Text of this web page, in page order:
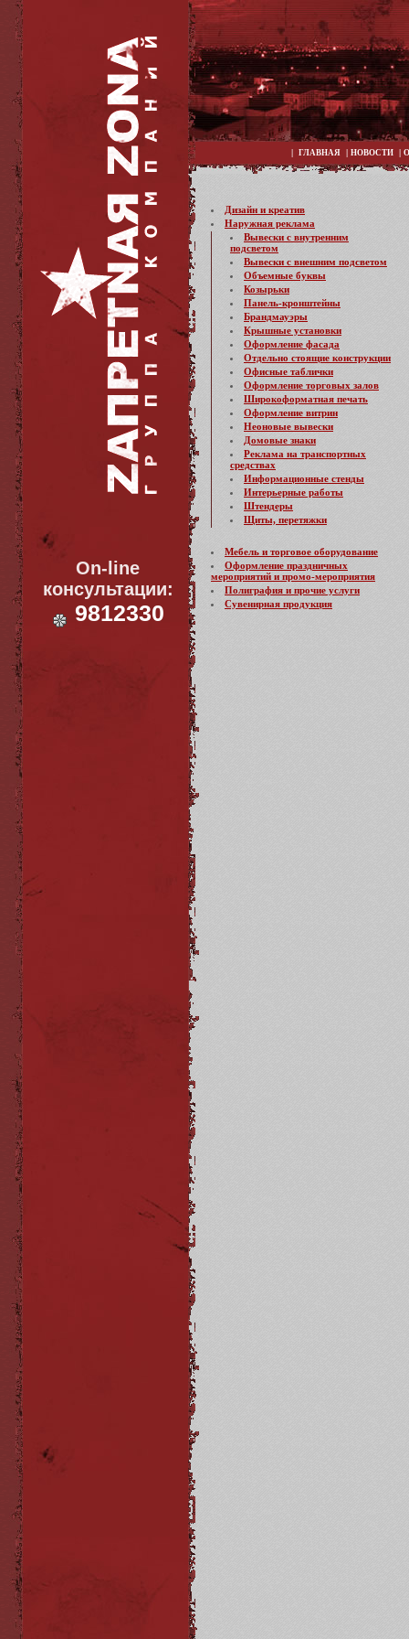
On-line
консультации:
9812330
| ГЛАВНАЯ | НОВОСТИ |
Дизайн и креатив
Наружная реклама
Вывески с внутренним
подсветом
Вывески с внешним подсветом
Объемные буквы
Козырьки
Панель-кронштейны
Брандмауэры
Крышные установки
Оформление фасада
Отдельно стоящие конструкции
Офисные таблички
Оформление торговых залов
Широкоформатная печать
Оформление витрин
Неоновые вывески
Домовые знаки
Реклама на транспортных
средствах
Информационные стенды
Интерьерные работы
Штендеры
Щиты, перетяжки
Мебель и торговое оборудование
Оформление праздничных
мероприятий и промо-мероприятия
Полиграфия и прочие услуги
Сувенирная продукция